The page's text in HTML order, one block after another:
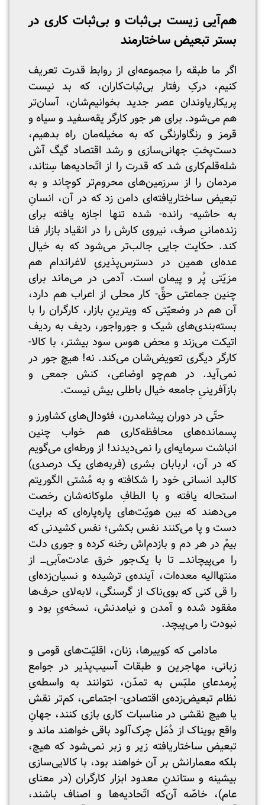
هم‌آیی زیست بی‌ثبات و بی‌ثبات کاری در
بستر تبعیض ساختارمند
اگر ما طبقه را مجموعه‌ای از روابط قدرت تعریف
کنیم، درکِ رفتار بی‌‌ثبات‌کاران، که بد نیست
پریکاریاوندان عصر جدید بخوانیم‌شان، آسان‌تر
هم می‌شود. برای هر جور کارگر یقه‌سفید و سیاه و
قرمز و رنگاوارنگی که به مخیله‌مان راه بدهیم،
دست‌پختِ جهانی‌سازی و رشد اقتصاد گیگ آش
شله‌قلم‌کاری شد که قدرت را از اتّحادیه‌ها سِتاند،
مردمان را از سرزمین‌های محروم‌تر کوچاند و به
تبعیض ساختاریافته‌ای دامن زد که در آن، انسانِ
به حاشیه- رانده- شده تنها اجازه یافته برای
زنده‌مانیِ صرف، نیروی کارش را در انقیاد بازار فنا
کند. حکایت جایی جالب‌تر می‌شود که به خیال
عده‌ای همین در دسترس‌پذیریِ لاغراندام هم
مزیّتی پُر و پیمان است. آدمی در می‌ماند برای
چنین جماعتی حقِّ- کار محلی از اعراب هم دارد،
آن هم در وضعیّتی که ویترینِ بازار، کارگران را با
بسته‌بندی‌های شیک و جورواجور، ردیف به ردیف
اتیکت می‌زند و محض هوس سود بیشتر، با کالا-
کارگر دیگری‌ تعویض‌شان می‌کند. نه! هیچ جور در
نمی‌آید. در هم‌چو اوضاعی، کنش جمعی و
بازآفرینیِ جامعه خیال باطلی بیش نیست.
حتّی در دوران پیشامدرن، فئودال‌های کشاورز و
پسمانده‌های محافظه‌کاری هم خواب چنین
انباشت سرمایه‌ای را نمی‌دیدند! از ورطه‌ای می‌گویم
که در آن، اربابان بشری (فربه‌های یک‌ درصدی)
کالبد انسانی‌ خود را شکافته و به مُشتی الگوریتم
استحاله یافته و با الطافِ ملوکانه‌شان رخصت
می‌دهند که بین هویّت‌های پاره‌پاره‌ای که برایت
دست و پا می‌کنند نفس بکشی؛ نفس کشیدنی که
بیمْ در هر دم و بازدم‌اش رخنه کرده و جوری دلت
را می‌پیچاند‌ـــ‌‌ تا با یک‌جور خرق عادت‌مآبی‌ـــ‌‌ از
منتهاالیه معده‌ات، آینده‌ی ترشیده و نسیان‌زده‌ای
را قی کنی که بوی‌ناک از گرسنگی‌‌، لابه‌لای حرف‌ها
مفقود شده و آمدن و نیامدنش، نسخه‌یِ بود و
نبودت را می‌پیچد.
مادامی که کوییرها، زنان، اقلیّت‌های قومی و
زبانی، مهاجرین و طبقات آسیب‌پذیر در جوامع
پُرمدعایِ ملبّس به تمدّن، نتوانند به واسطه‌یِ
نظام تبعیض‌زده‌ی اقتصادی- اجتماعی، کم‌تر نقش
یا هیچ نقشی در مناسبات کاری بازی کنند، جهانِ
واقع بویناک از دُمَل چرک‌آلود باقی خواهند ماند و
تبعیض ساختاریافته‌ زیر و زبر نمی‌شود که هیچ،
بلکه معمارانش بر آن خواهند بود، با کالایی‌سازی
بیشینه و ستاندنِ معدود ابزار کارگر‌ان (در معنای
عام)، خاصّه آن‌که اتّحادیه‌ها و اصناف باشند،